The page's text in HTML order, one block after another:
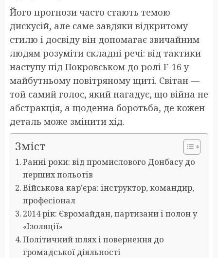
Його прогнози часто стають темою
дискусій, але саме завдяки відкритому
стилю і досвіду він допомагає звичайним
людям розуміти складні речі: від тактики
наступу під Покровськом до ролі F-16 у
майбутньому повітряному щиті. Світан —
той самий голос, який нагадує, що війна не
абстракція, а щоденна боротьба, де кожен
деталь може змінити хід.
Зміст
Ранні роки: від промислового Донбасу до
перших польотів
Військова кар’єра: інструктор, командир,
професіонал
2014 рік: Євромайдан, партизани і полон у
«Ізоляції»
Політичний шлях і повернення до
громадської діяльності